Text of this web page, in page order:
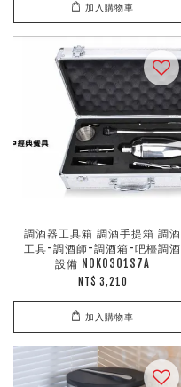
加入購物車
調酒器工具箱 調酒手提箱 調酒
工具-調酒師-調酒箱-吧檯調酒
設備 NOK0301S7A
NT$ 3,210
加入購物車